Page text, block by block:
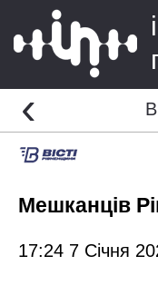
‹
Мешканців
17:24 7 Січня